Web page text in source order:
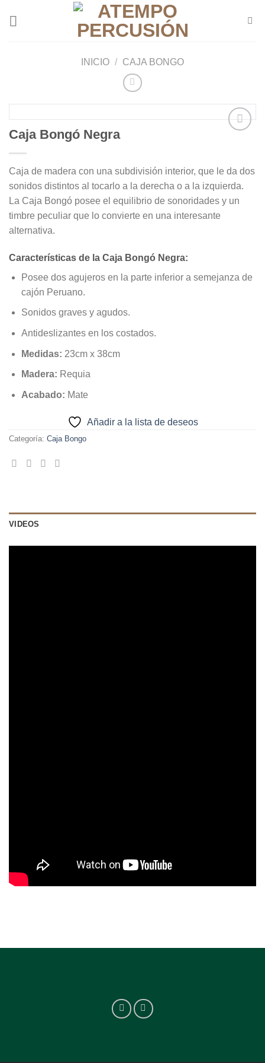
INICIO / CAJA BONGO
a la
lista de
Caja Bongó Negra
Caja de madera con una subdivisión interior, que le da dos
sonidos distintos al tocarlo a la derecha o a la izquierda.
La Caja Bongó posee el equilibrio de sonoridades y un
timbre peculiar que lo convierte en una interesante
alternativa.
Características de la Caja Bongó Negra:
Posee dos agujeros en la parte inferior a semejanza de
cajón Peruano.
Sonidos graves y agudos.
Antideslizantes en los costados.
Medidas: 23cm x 38cm
Madera: Requia
Acabado: Mate
Añadir a la lista de deseos
Categoría: Caja Bongo
VIDEOS